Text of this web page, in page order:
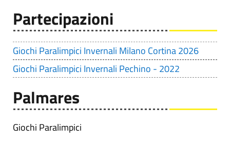
Partecipazioni
Giochi Paralimpici Invernali Milano Cortina 2026
Giochi Paralimpici Invernali Pechino - 2022
Palmares
Giochi Paralimpici